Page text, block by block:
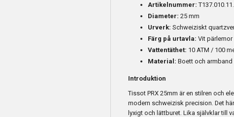
Artikelnummer:
Diameter: 25 mm
Urverk: Schweiziskt
Färg på urtavla: Vit pärlemor
Vattentäthet: 10 ATM / 100
Material: Boett och armband
Introduktion
Tissot PRX 25mm är en stilren och
modern schweizisk precision. Det
lyxigt och lättburet. Lika självklar till